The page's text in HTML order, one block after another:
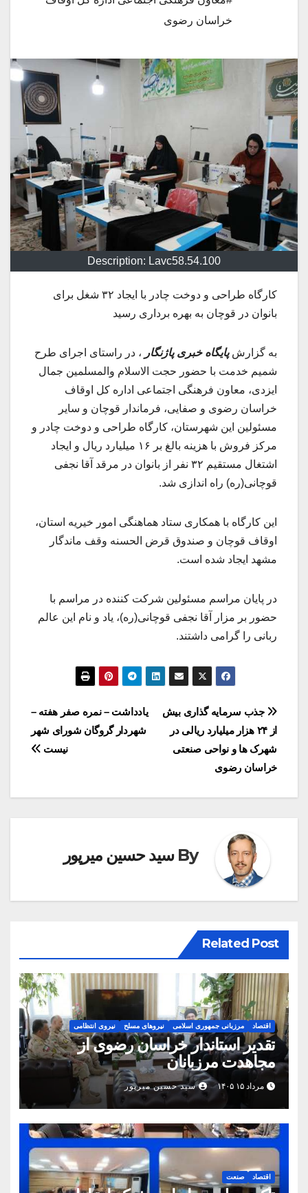
خراسان رضوی
Description: Lavc58.54.100
کارگاه طراحی و دوخت چادر با ایجاد ۳۲ شغل برای
بانوان در قوچان به بهره برداری رسید
به گزارشپایگاه خبری پاژنگار ، در راستای اجرای طرح
شمیم خدمت با حضور حجت الاسلام والمسلمین جمال
ایزدی، معاون فرهنگی اجتماعی اداره کل اوقاف
خراسان رضوی و صفایی، فرماندار قوچان و سایر
مسئولین این شهرستان، کارگاه طراحی و دوخت چادر و
مرکز فروش با هزینه بالغ بر ۱۶ میلیارد ریال و ایجاد
اشتغال مستقیم ۳۲ نفر از بانوان در مرقد آقا نجفی
قوچانی(ره) راه اندازی شد.
این کارگاه با همکاری ستاد هماهنگی امور خیریه استان،
اوقاف قوچان و صندوق قرض الحسنه وقف ماندگار
مشهد ایجاد شده است.
در پایان مراسم مسئولین شرکت کننده در مراسم با
حضور بر مزار آقا نجفی قوچانی(ره)، یاد و نام این عالم
ربانی را گرامی داشتند.
راهبری
نوشته
یادداشت – نمره صفر هفته –
شهردار گروگان شورای شهر
نیست
جذب سرمایه گذاری بیش
از ۲۴ هزار میلیارد ریالی در
شهرک ها و نواحی صنعتی
خراسان رضوی
By سید حسین میرپور
Related Post
اقتصاد مرزبانی جمهوری اسلامی نیروهای مسلح نیروی انتظامی
تقدیر استاندار خراسان رضوی از
مجاهدت مرزبانان
مرداد ۱۵ ۱۴۰۵ سید حسین میرپور
اقتصاد صنعت